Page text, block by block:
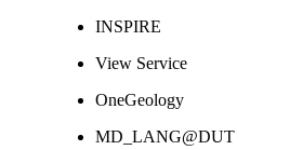
INSPIRE
View Service
OneGeology
MD_LANG@DUT